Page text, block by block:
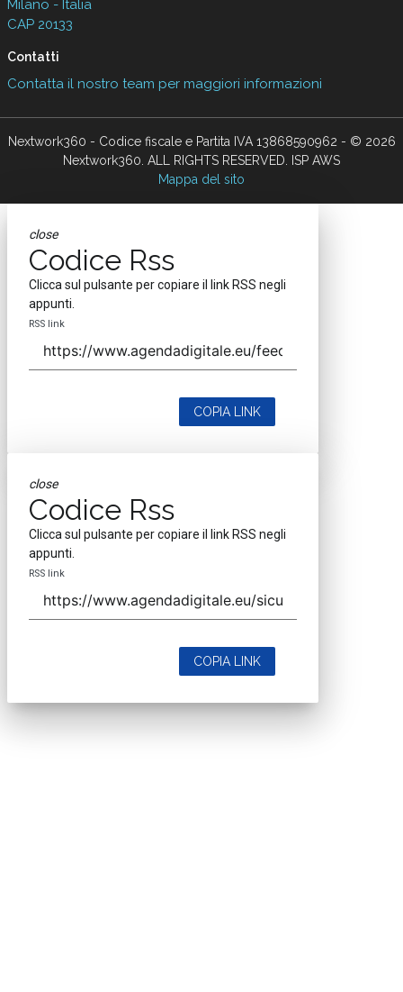
Milano - Italia
CAP 20133
Contatti
Contatta il nostro team per maggiori informazioni
Nextwork360 - Codice fiscale e Partita IVA 13868590962 - © 2026
Nextwork360. ALL RIGHTS RESERVED. ISP AWS
Mappa del sito
close
Codice Rss
Clicca sul pulsante per copiare il link RSS negli
appunti.
RSS link
COPIA LINK
close
Codice Rss
Clicca sul pulsante per copiare il link RSS negli
appunti.
RSS link
COPIA LINK